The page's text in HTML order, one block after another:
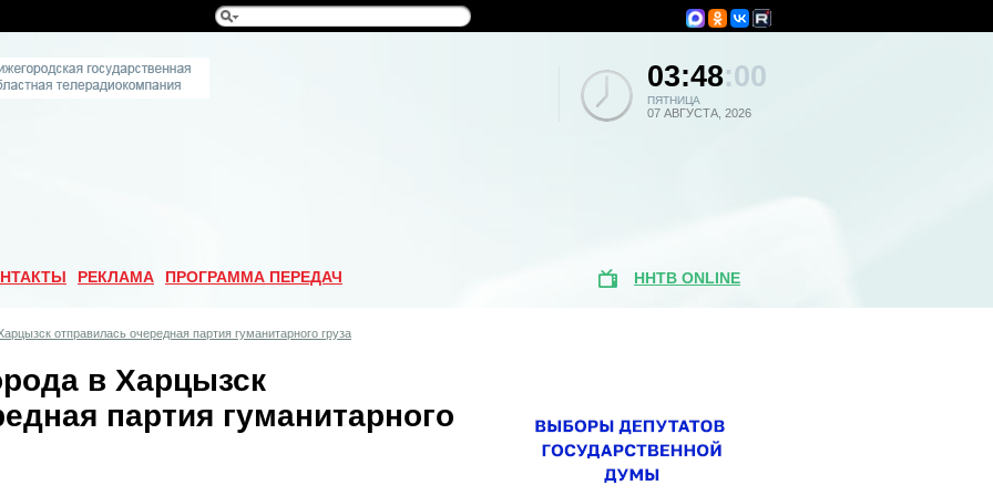
03:48:00
ПЯТНИЦА
07 АВГУСТА, 2026
РЕКЛАМА ПРОГРАММА ПЕРЕДАЧ ННТВ ONLINE
отправилась очередная партия гуманитарного груза
в Харцызск
партия гуманитарного